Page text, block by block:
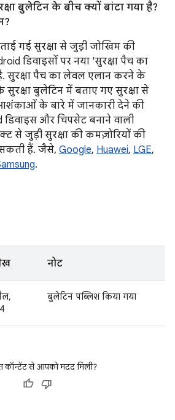
बुलेटिन के बीच क्यों बांटा गया है?
गई सुरक्षा से जुड़ी जोखिम की
डिवाइसों पर नया 'सुरक्षा पैच का
सुरक्षा पैच का लेवल एलान करने के
सुरक्षा बुलेटिन में बताए गए सुरक्षा से
के बारे में जानकारी देने की
और चिपसेट बनाने वाली
से जुड़ी सुरक्षा की कमज़ोरियों की
हैं. जैसे, Google, Huawei, LGE,
.
नोट
बुलेटिन पब्लिश किया गया
कॉन्टेंट से आपको मदद मिली?